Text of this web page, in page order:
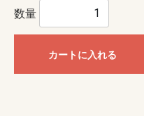
数量
カートに入れる